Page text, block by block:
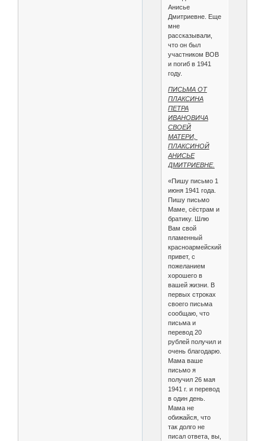
Анисье
Дмитриевне. Еще
мне
рассказывали,
что он был
участником ВОВ
и погиб в 1941
году.
ПИСЬМА ОТ
ПЛАКСИНА
ПЕТРА
ИВАНОВИЧА
СВОЕЙ
МАТЕРИ,
ПЛАКСИНОЙ
АНИСЬЕ
ДМИТРИЕВНЕ.
«Пишу письмо 1
июня 1941 года.
Пишу письмо
Маме, сёстрам и
братику. Шлю
Вам свой
пламенный
красноармейский
привет, с
пожеланием
хорошего в
вашей жизни. В
первых строках
своего письма
сообщаю, что
письма и
перевод 20
рублей получил и
очень благодарю.
Мама ваше
письмо я
получил 26 мая
1941 г. и перевод
в один день.
Мама не
обижайся, что
так долго не
писал ответа, вы,